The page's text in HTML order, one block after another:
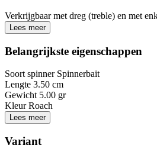
Verkrijgbaar met dreg (treble) en met
Lees meer
Belangrijkste eigenschappen
Soort spinner Spinnerbait
Lengte 3.50 cm
Gewicht 5.00 gr
Kleur Roach
Lees meer
Variant